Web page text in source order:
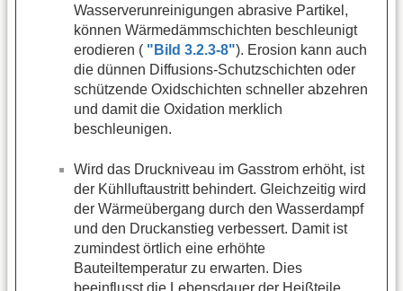
Wasserverunreinigungen abrasive Partikel,
können Wärmedämmschichten beschleunigt
erodieren ( "Bild 3.2.3-8"). Erosion kann auch
die dünnen Diffusions-Schutzschichten oder
schützende Oxidschichten schneller abzehren
und damit die Oxidation merklich
beschleunigen.
Wird das Druckniveau im Gasstrom erhöht, ist
der Kühlluftaustritt behindert. Gleichzeitig wird
der Wärmeübergang durch den Wasserdampf
und den Druckanstieg verbessert. Damit ist
zumindest örtlich eine erhöhte
Bauteiltemperatur zu erwarten. Dies
beeinflusst die Lebensdauer der Heißteile